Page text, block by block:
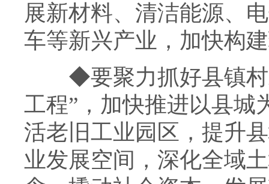
展新材料、清洁能源、
车等新兴产业，加快构
◆要聚力抓好县镇
工程”，加快推进以县城
活老旧工业园区，提升
业发展空间，深化全域